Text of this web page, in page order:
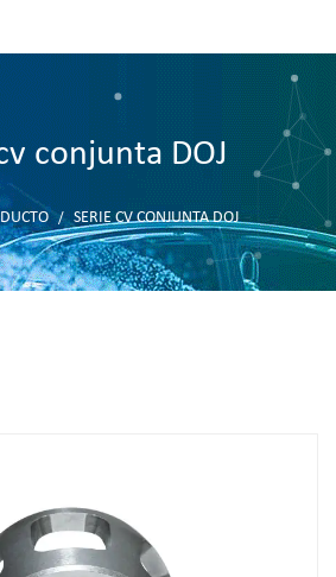
conjunta DOJ
/ SERIE CV CONJUNTA DOJ